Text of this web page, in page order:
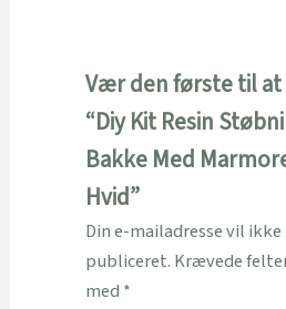
Vær den første til
“Diy Kit Resin
Bakke Med
Hvid”
Din e-mailadresse vil
publiceret. Krævede
med *